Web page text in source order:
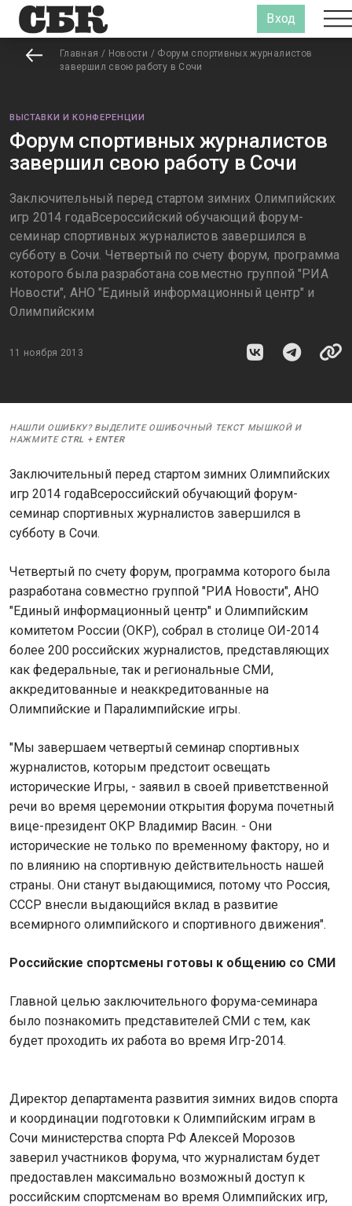
Вход
Главная / Новости / Форум спортивных журналистов
завершил свою работу в Сочи
ВЫСТАВКИ И КОНФЕРЕНЦИИ
Форум спортивных журналистов
завершил свою работу в Сочи
Заключительный перед стартом зимних Олимпийских
игр 2014 годаВсероссийский обучающий форум-
семинар спортивных журналистов завершился в
субботу в Сочи. Четвертый по счету форум, программа
которого была разработана совместно группой "РИА
Новости", АНО "Единый информационный центр" и
Олимпийским
11 ноября 2013
НАШЛИ ОШИБКУ? ВЫДЕЛИТЕ ОШИБОЧНЫЙ ТЕКСТ МЫШКОЙ И
НАЖМИТЕ CTRL + ENTER
Заключительный перед стартом зимних Олимпийских
игр 2014 годаВсероссийский обучающий форум-
семинар спортивных журналистов завершился в
субботу в Сочи.
Четвертый по счету форум, программа которого была
разработана совместно группой "РИА Новости", АНО
"Единый информационный центр" и Олимпийским
комитетом России (ОКР), собрал в столице ОИ-2014
более 200 российских журналистов, представляющих
как федеральные, так и региональные СМИ,
аккредитованные и неаккредитованные на
Олимпийские и Паралимпийские игры.
"Мы завершаем четвертый семинар спортивных
журналистов, которым предстоит освещать
исторические Игры, - заявил в своей приветственной
речи во время церемонии открытия форума почетный
вице-президент ОКР Владимир Васин. - Они
исторические не только по временному фактору, но и
по влиянию на спортивную действительность нашей
страны. Они станут выдающимися, потому что Россия,
СССР внесли выдающийся вклад в развитие
всемирного олимпийского и спортивного движения".
Российские спортсмены готовы к общению со СМИ
Главной целью заключительного форума-семинара
было познакомить представителей СМИ с тем, как
будет проходить их работа во время Игр-2014.
Директор департамента развития зимних видов спорта
и координации подготовки к Олимпийским играм в
Сочи министерства спорта РФ Алексей Морозов
заверил участников форума, что журналистам будет
предоставлен максимально возможный доступ к
российским спортсменам во время Олимпийских игр,